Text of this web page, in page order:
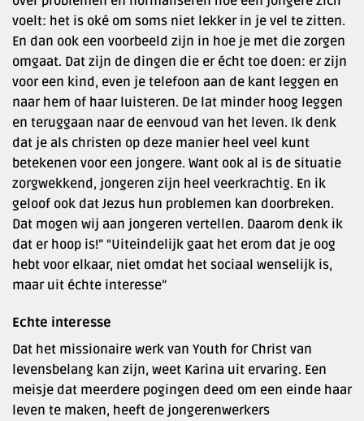
voelt: het is oké om soms niet lekker in je vel te zitten.
En dan ook een voorbeeld zijn in hoe je met die zorgen
omgaat. Dat zijn de dingen die er écht toe doen: er zijn
voor een kind, even je telefoon aan de kant leggen en
naar hem of haar luisteren. De lat minder hoog leggen
en teruggaan naar de eenvoud van het leven. Ik denk
dat je als christen op deze manier heel veel kunt
betekenen voor een jongere. Want ook al is de situatie
zorgwekkend, jongeren zijn heel veerkrachtig. En ik
geloof ook dat Jezus hun problemen kan doorbreken.
Dat mogen wij aan jongeren vertellen. Daarom denk ik
dat er hoop is!” “Uiteindelijk gaat het erom dat je oog
hebt voor elkaar, niet omdat het sociaal wenselijk is,
maar uit échte interesse”
Echte interesse
Dat het missionaire werk van Youth for Christ van
levensbelang kan zijn, weet Karina uit ervaring. Een
meisje dat meerdere pogingen deed om een einde haar
leven te maken, heeft de jongerenwerkers